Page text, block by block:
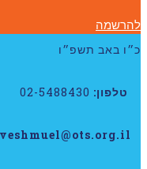
להרשמה
כ״ו באב תשפ״ו
טלפון: